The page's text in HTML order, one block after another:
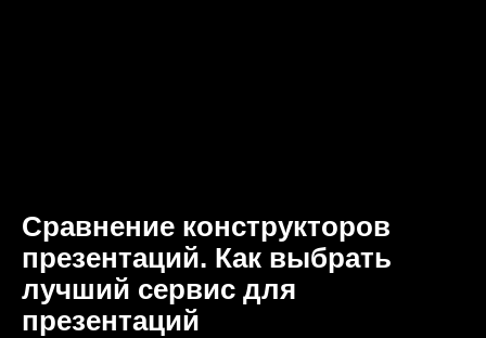
Сравнение конструкторов
презентаций. Как выбрать
лучший сервис для
презентаций